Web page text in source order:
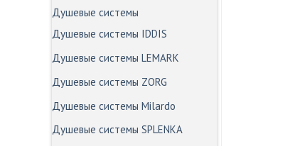
Душевые системы
Душевые системы IDDIS
Душевые системы LEMARK
Душевые системы ZORG
Душевые системы Milardo
Душевые системы SPLENKA